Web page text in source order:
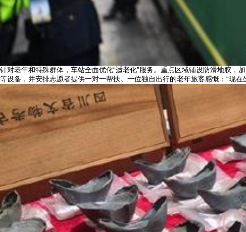
针对老年和特殊群体，车站全面优化“适老化”服务。重点区域铺设防滑地胶，
等设备，并安排志愿者提供一对一帮扶。一位独自出行的老年旅客感慨：“现在